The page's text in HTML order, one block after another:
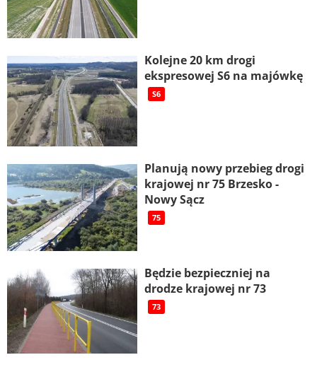
Kolejne 20 km drogi
ekspresowej S6 na majówkę
S6
Planują nowy przebieg drogi
krajowej nr 75 Brzesko -
Nowy Sącz
75
Będzie bezpieczniej na
drodze krajowej nr 73
73